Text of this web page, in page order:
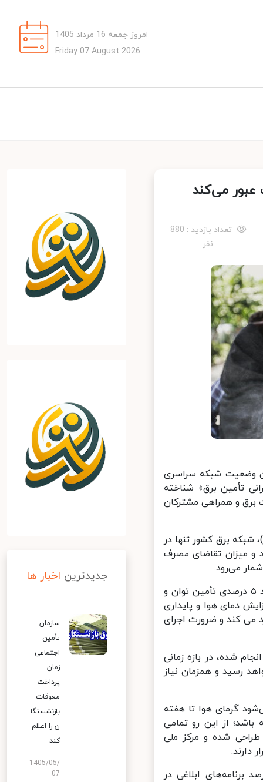
امروز جمعه 16 مرداد 1405
Friday 07 August 2026
تعداد بازدید : 880
نفر
وضعیت شبکه سراسری
«محدوده بحرانی تأمین برق» شناخته
و همراهی مشترکان
برق در روزهای اخیر گفت: در روز سه‌شنبه (۱۶ تیر)، شبکه برق کشور تنها در
شد و میزان تقاضای مصرف
مذکوری تصریح کرد: در عین حال که صنعت برق کشور موفق شده است رشد ۵ درصدی تأمین توان و
دمای هوا و پایداری
کند و ضرورت اجرای
شده، در بازه زمانی
۴۱ درجه سانتی‌گراد خواهد رسید و همزمان نیاز
گرمای هوا تا هفته
از ۳۹.۷ درجه تداوم داشته باشد؛ از این رو تمامی
مبنای نیازمصرف ۷۵ هزار و ۵۰۰ مگاوات طراحی شده و مرکز ملی
مدیریت مصرف برق گفت: تاکنون حدود ۸۰ درصد برنامه‌های ابلاغی در
جدیدترین اخبار ها
سازمان
تأمین
اجتماعی
زمان
پرداخت
معوقات
بازنشستگا
ن را اعلام
کند
1405/05/
07